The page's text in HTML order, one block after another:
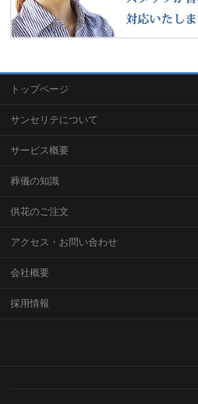
トップページ
サンセリテについて
サービス概要
葬儀の知識
供花のご注文
アクセス・お問い合わせ
会社概要
採用情報